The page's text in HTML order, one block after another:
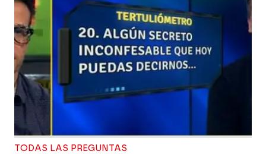
TODAS LAS PREGUNTAS